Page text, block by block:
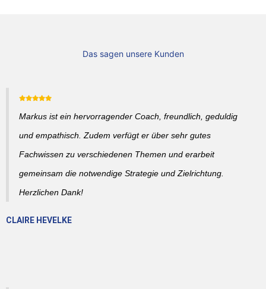
Das sagen unsere Kunden
Markus ist ein hervorragender Coach, freundlich, geduldig
und empathisch. Zudem verfügt er über sehr gutes
Fachwissen zu verschiedenen Themen und erarbeit
gemeinsam die notwendige Strategie und Zielrichtung.
Herzlichen Dank!
CLAIRE HEVELKE